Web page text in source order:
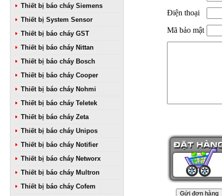
Thiết bị báo cháy Siemens
Thiết bị System Sensor
Thiết bị báo cháy GST
Thiết bị báo cháy Nittan
Thiết bị báo cháy Bosch
Thiết bị báo cháy Cooper
Thiết bị báo cháy Nohmi
Thiết bị báo cháy Teletek
Thiết bị báo cháy Zeta
Thiết bị báo cháy Unipos
Thiết bị báo cháy Notifier
Thiết bị báo cháy Networx
Thiết bị báo cháy Multron
Thiết bị báo cháy Cofem
Điện thoại
Mã bảo mật